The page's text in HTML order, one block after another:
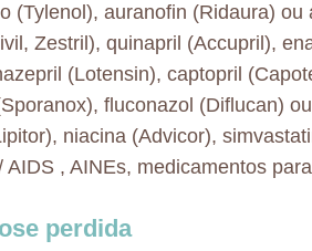
(Tylenol), auranofin (Ridaura) ou
Zestril), quinapril (Accupril),
(Lotensin), captopril
fluconazol (Diflucan)
niacina (Advicor),
, AINEs, medicamentos
perdida